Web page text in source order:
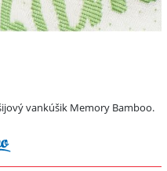
vankúšik Memory Bamboo.